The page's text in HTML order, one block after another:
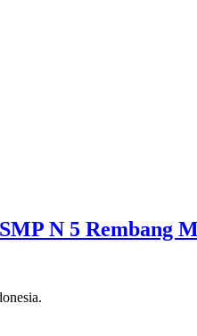
N 5 Rembang